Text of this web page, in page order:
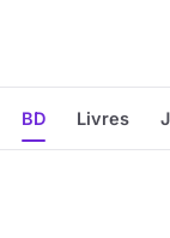
BD Livres